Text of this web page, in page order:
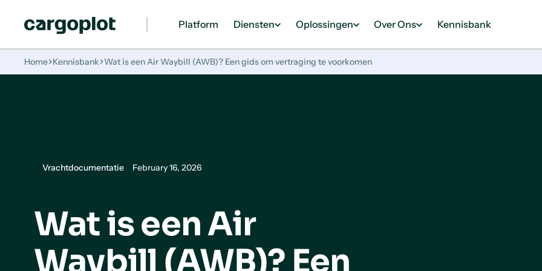
Platform Diensten Oplossingen Over Ons Kennisbank
Home Kennisbank Wat is een Air Waybill (AWB)? Een gids om vertraging te voorkomen
Vrachtdocumentatie February 16, 2026
Wat is een Air
Waybill (AWB)? Een